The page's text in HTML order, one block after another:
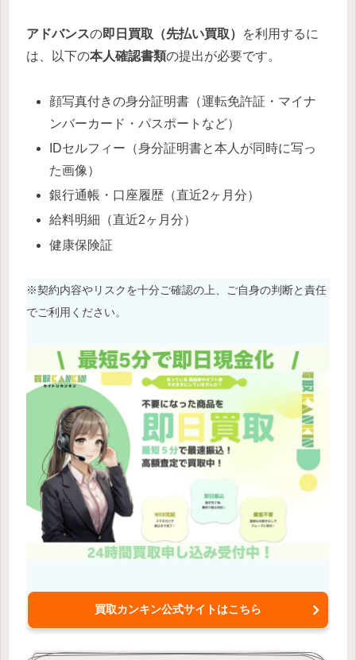
アドバンスの即日買取（先払い買取）
を利用するに
は、以下の本人確認書類の提出が必要です。
顔写真付きの身分証明書（運転免許証・マイナ
ンバーカード・パスポートなど）
IDセルフィー（身分証明書と本人が同時に写っ
た画像）
銀行通帳・口座履歴（直近2ヶ月分）
給料明細（直近2ヶ月分）
健康保険証
※契約内容やリスクを十分ご確認の上、ご自身の判断と責任
でご利用ください。
買取カンキン公式サイトはこちら